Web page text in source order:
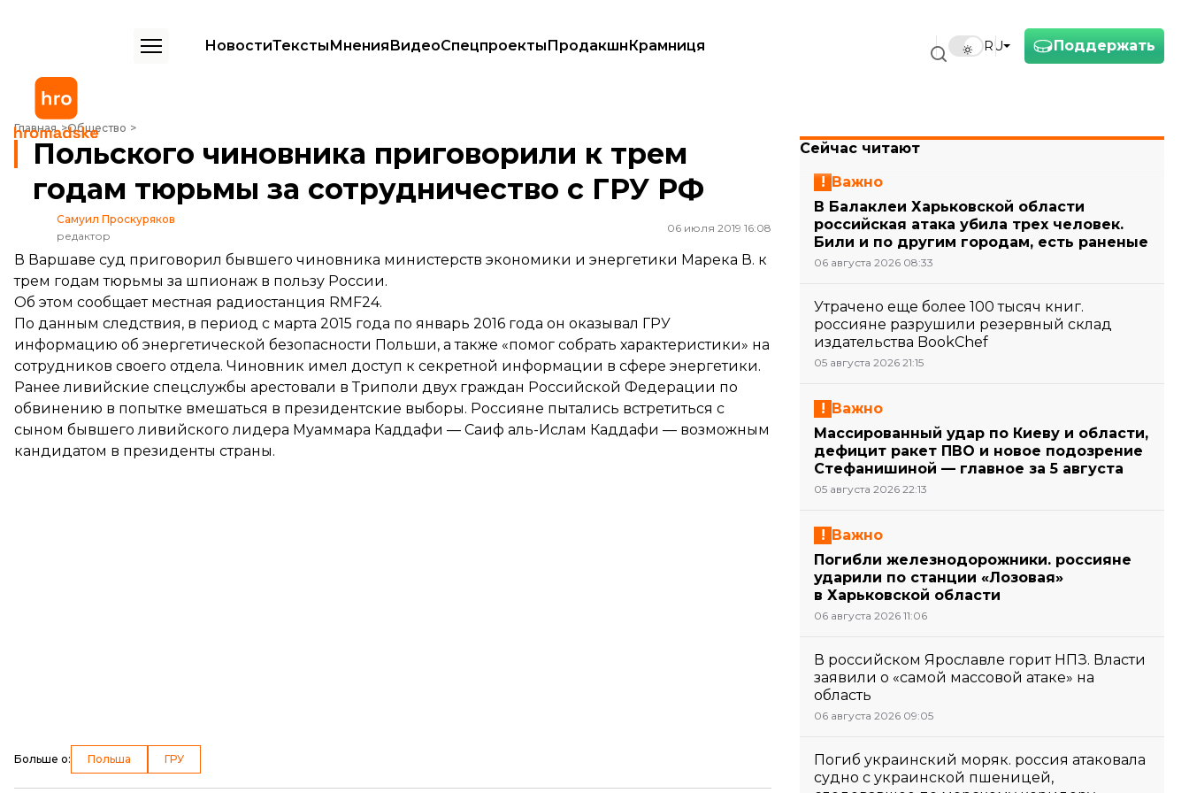
Поддержать
RU
НовостиТекстыМненияВидеоСпецпроектыПродакшнКрамниця
Главная Общество
Польского чиновника приговорили к трем годам тюрьмы за сотрудничество с ГРУ РФ
Польского чиновника приговорили к трем
годам тюрьмы за сотрудничество с ГРУ РФ
Самуил Проскуряков
редактор
06 июля 2019 16:08
В Варшаве суд приговорил бывшего чиновника министерств экономики и энергетики Марека В. к
трем годам тюрьмы за шпионаж в пользу России.
Об этом сообщаетместная радиостанция RMF24.
По данным следствия, в период с марта 2015 года по январь 2016 года он оказывал ГРУ
информацию об энергетической безопасности Польши, а также «помог собрать характеристики» на
сотрудников своего отдела. Чиновник имел доступ к секретной информации в сфере энергетики.
Ранее ливийские спецслужбы арестовали в Триполи двух граждан Российской Федерации по
обвинению в попытке вмешаться в президентские выборы. Россияне пытались встретиться с
сыном бывшего ливийского лидера Муаммара Каддафи — Саиф аль-Ислам Каддафи — возможным
кандидатом в президенты страны.
Больше о: Польша ГРУ
Сейчас читают
Важно
В Балаклеи Харьковской области
российская атака убила трех человек.
Били и по другим городам, есть раненые
06 августа 2026 08:33
Утрачено еще более 100 тысяч книг.
россияне разрушили резервный склад
издательства BookChef
05 августа 2026 21:15
Важно
Массированный удар по Киеву и области,
дефицит ракет ПВО и новое подозрение
Стефанишиной — главное за 5 августа
05 августа 2026 22:13
Важно
Погибли железнодорожники. россияне
ударили по станции «Лозовая»
в Харьковской области
06 августа 2026 11:06
В российском Ярославле горит НПЗ. Власти
заявили о «самой массовой атаке» на
область
06 августа 2026 09:05
Погиб украинский моряк. россия атаковала
судно с украинской пшеницей,